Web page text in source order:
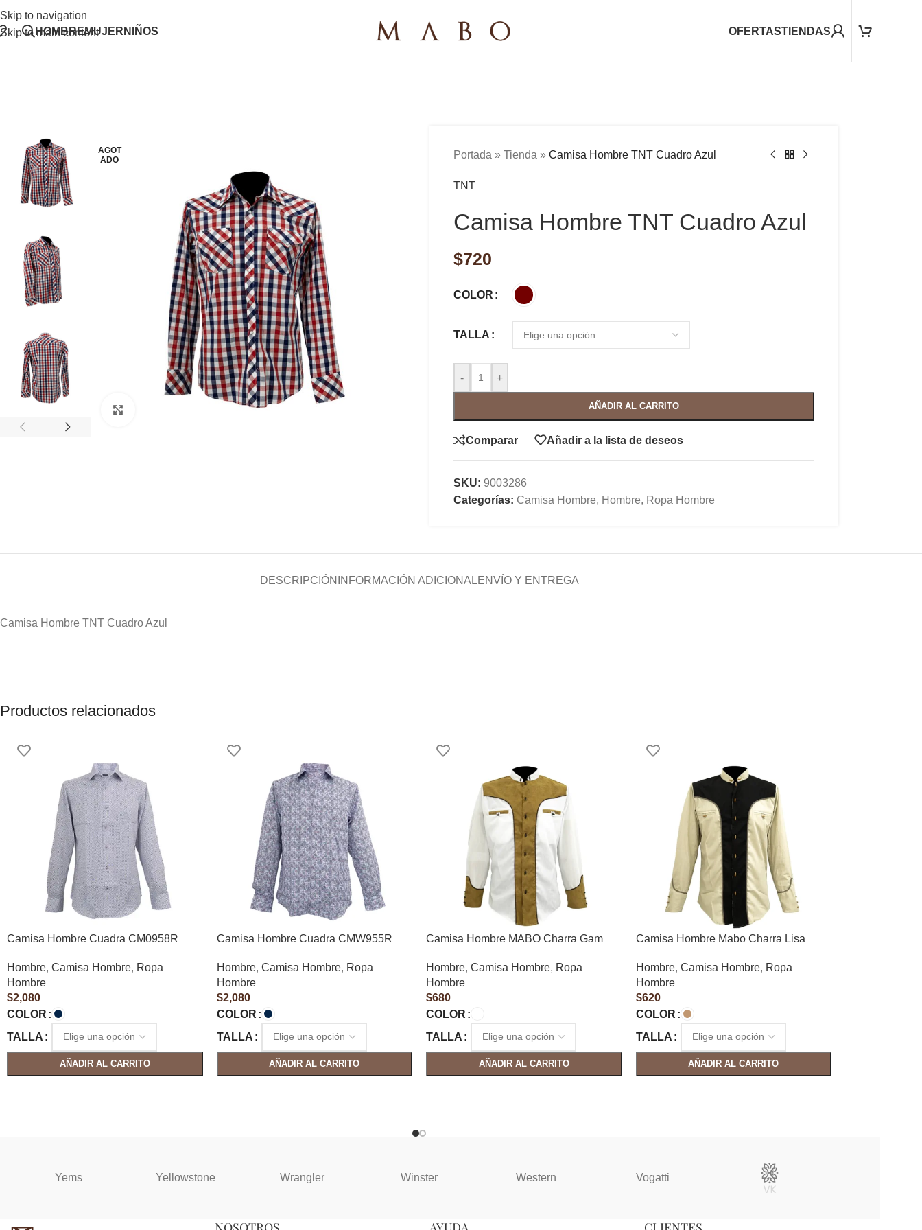
Skip to navigation
Skip to main content
HOMBREMUJER NIÑOS OFERTASTIENDAS
AGOT
ADO
Portada » Tienda » Camisa Hombre TNT Cuadro Azul
TNT
Camisa Hombre TNT Cuadro Azul
$720
COLOR
TALLA
- +
AÑADIR AL CARRITO
Comparar Añadir a la lista de deseos
SKU: 9003286
Categorías: Camisa Hombre, Hombre, Ropa Hombre
DESCRIPCIÓN INFORMACIÓN ADICIONALENVÍO Y ENTREGA
Camisa Hombre TNT Cuadro Azul
Productos relacionados
Camisa Hombre Cuadra CM0958R
Hombre, Camisa Hombre, Ropa
Hombre
$2,080
COLOR
TALLA
AÑADIR AL CARRITO
Camisa Hombre Cuadra CMW955R
Hombre, Camisa Hombre, Ropa
Hombre
$2,080
COLOR
TALLA
AÑADIR AL CARRITO
Camisa Hombre MABO Charra Gam
Hombre, Camisa Hombre, Ropa
Hombre
$680
COLOR
TALLA
AÑADIR AL CARRITO
Camisa Hombre Mabo Charra Lisa
Hombre, Camisa Hombre, Ropa
Hombre
$620
COLOR
TALLA
AÑADIR AL CARRITO
Yems Yellowstone Wrangler Winster Western Vogatti